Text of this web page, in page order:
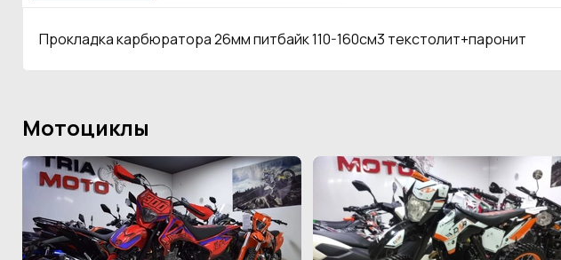
Прокладка карбюратора 26мм питбайк 110-160см3 текстолит+паронит
Мотоциклы